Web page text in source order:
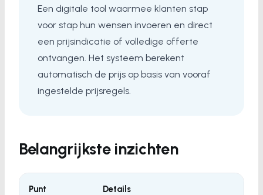
Een digitale tool waarmee klanten stap
voor stap hun wensen invoeren en direct
een prijsindicatie of volledige offerte
ontvangen. Het systeem berekent
automatisch de prijs op basis van vooraf
ingestelde prijsregels.
Belangrijkste inzichten
Punt Details